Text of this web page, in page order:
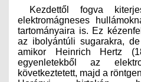
Kezdettől fogva
elektromágneses
tartományaira is. Ez
az ibolyántúli sugarakra,
amikor Heinrich Hertz
egyenletekből az
következtetett, majd a